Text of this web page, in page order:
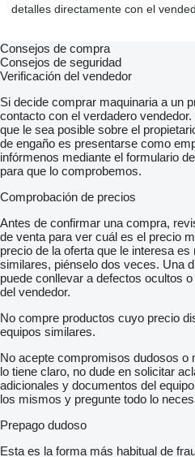
detalles directamente con el
Consejos de compra
Consejos de seguridad
Verificación del vendedor
Si decide comprar maquinaria a un
contacto con el verdadero
que le sea posible sobre el
de engaño es presentarse como
infórmenos mediante el formulario
para que lo comprobemos.
Comprobación de precios
Antes de confirmar una compra,
de venta para ver cuál es el precio
precio de la oferta que le interesa
similares, piénselo dos veces. Una
puede conllevar a defectos ocultos
del vendedor.
No compre productos cuyo precio
equipos similares.
No acepte compromisos dudosos o
lo tiene claro, no dude en solicitar
adicionales y documentos del
los mismos y pregunte todo lo
Prepago dudoso
Esta es la forma más habitual de